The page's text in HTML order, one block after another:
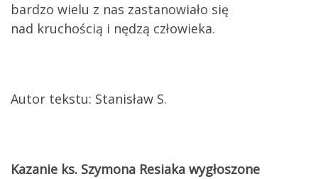
bardzo wielu z nas zastanowiało się
nad kruchością i nędzą człowieka.
Autor tekstu: Stanisław S.
Kazanie ks. Szymona Resiaka wygłoszone